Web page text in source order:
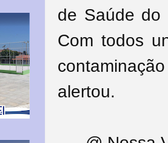
de Saúde do
Com todos
alertou.